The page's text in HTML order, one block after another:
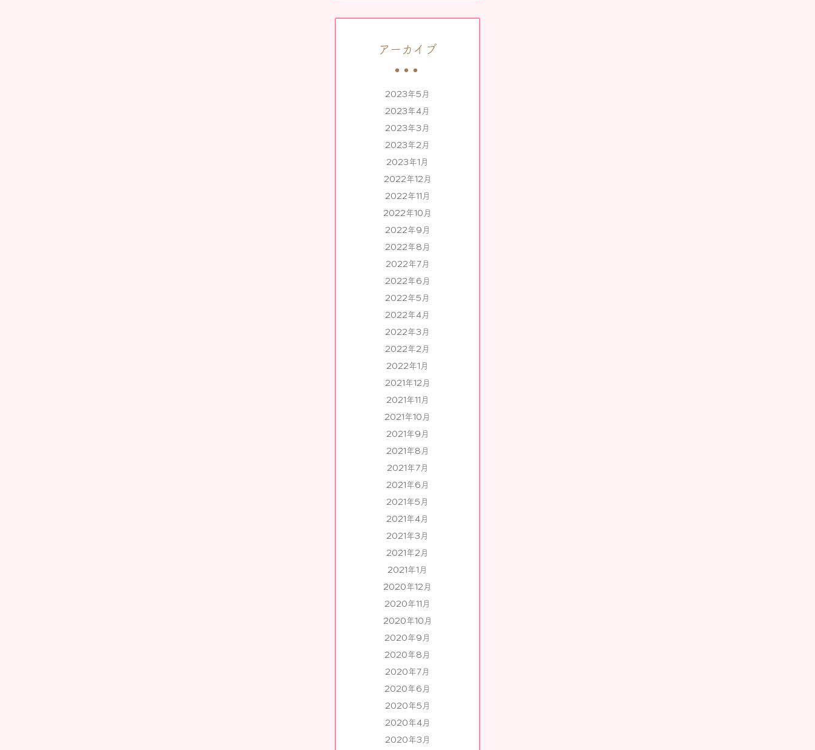
アーカイブ
2023年5月
2023年4月
2023年3月
2023年2月
2023年1月
2022年12月
2022年11月
2022年10月
2022年9月
2022年8月
2022年7月
2022年6月
2022年5月
2022年4月
2022年3月
2022年2月
2022年1月
2021年12月
2021年11月
2021年10月
2021年9月
2021年8月
2021年7月
2021年6月
2021年5月
2021年4月
2021年3月
2021年2月
2021年1月
2020年12月
2020年11月
2020年10月
2020年9月
2020年8月
2020年7月
2020年6月
2020年5月
2020年4月
2020年3月